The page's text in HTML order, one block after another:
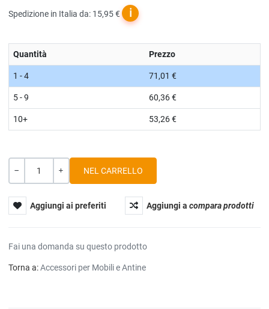
Spedizione in Italia da: 15,95 € ℹ
Quantità Prezzo
1 - 4 71,01 €
5 - 9 60,36 €
10+ 53,26 €
Quantità
Aggiungi ai preferiti Aggiungi acompara prodotti
Fai una domanda su questo prodotto
Torna a:Accessori per Mobili e Antine